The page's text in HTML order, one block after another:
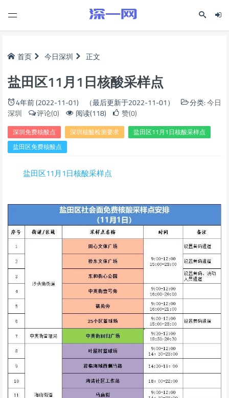
首页 今日深圳 正文
盐田区11月1日核酸采样点
4年前 (2022-11-01) （最后更新于2022-11-01） 分类:今日
深圳
评论(0) 阅读(118) 赞(0)
深圳免费核酸点 深圳核酸检测要求
盐田区11月1日核酸采样点
盐田区免费核酸点
盐田区11月1日核酸采样点